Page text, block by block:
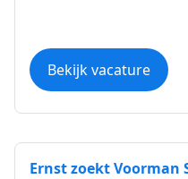
Bekijk vacature
Ernst zoekt Voorman